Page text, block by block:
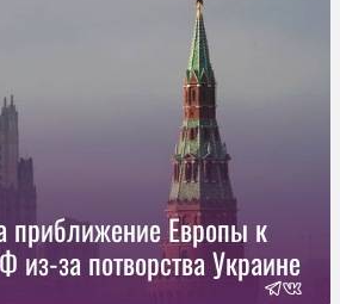
приближение Европы к
из-за потворства Украине